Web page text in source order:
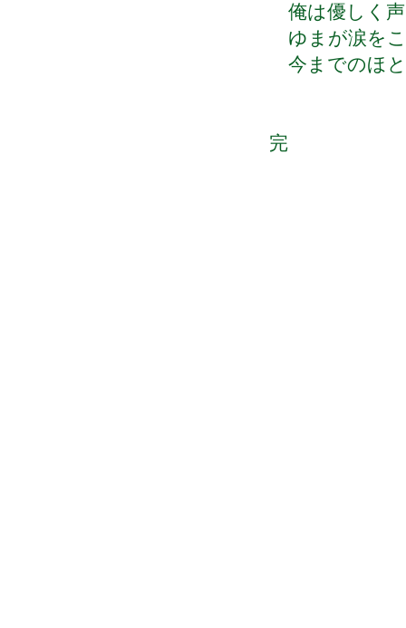
俺は優しく
ゆまが涙を
今までのほ
完